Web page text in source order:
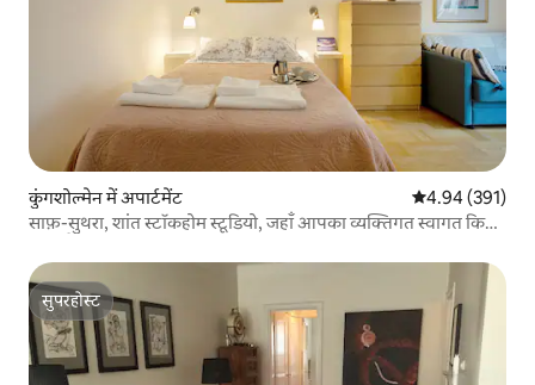
कुंगशोल्मेन में अपार्टमेंट औसत रेटिंग 5 में से
4.94 (391)
साफ़-सुथरा, शांत स्टॉकहोम स्टूडियो, जहाँ आपका व्यक्तिगत स्वागत किया
सुपरहोस्ट
सुपरहोस्ट